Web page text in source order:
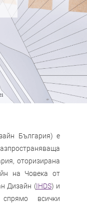
България) е
оторизирана
на Човека от
Дизайн (IHDS) и
всички